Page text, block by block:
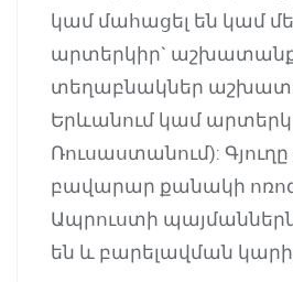
կամ մահացել են կամ
արտերկիր` աշխատանք
տեղաբնակներ
Երևանում կամ
Ռուսաստանում): Գյուղը
բավարար քանակի
Ապրուստի
են և բարելավման